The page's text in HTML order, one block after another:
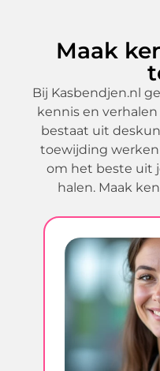
Maak
Bij Kasbendjen.nl
kennis en
bestaat uit
toewijding
om het beste uit
halen. Maak